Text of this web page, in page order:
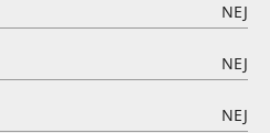
NEJ
NEJ
NEJ